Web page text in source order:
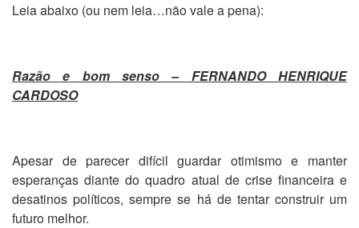
Leia abaixo (ou nem leia…não vale a pena):
Razão e bom senso – FERNANDO HENRIQUE
CARDOSO
Apesar de parecer difícil guardar otimismo e manter
esperanças diante do quadro atual de crise financeira e
desatinos políticos, sempre se há de tentar construir um
futuro melhor.